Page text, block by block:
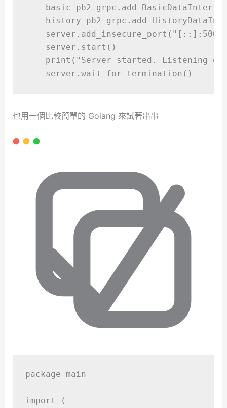
    basic_pb2_grpc
.
    history_pb2_grpc
.
    server
. add_insecure_port ( "
    server
. start ()
print ( " Server started. Listening on
    server
.wait_for_termination ()
也用一個比較簡單的 Golang 來試著串串
package main
import
(